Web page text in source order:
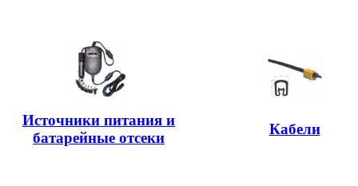
Источники питания и
батарейные отсеки
Кабели